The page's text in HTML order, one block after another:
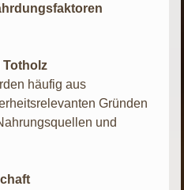
Totholz
häufig aus
Gründen
und